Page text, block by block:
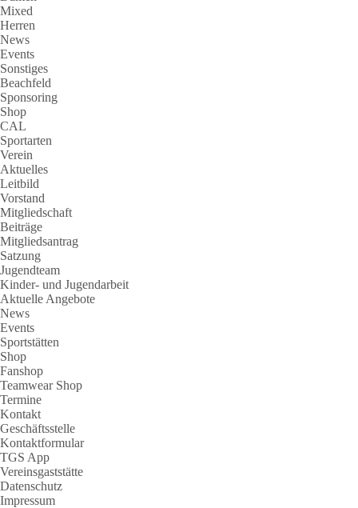
Mixed
Herren
News
Events
Sonstiges
Beachfeld
Sponsoring
Shop
CAL
Sportarten
Verein
Aktuelles
Leitbild
Vorstand
Mitgliedschaft
Beiträge
Mitgliedsantrag
Satzung
Jugendteam
Kinder- und Jugendarbeit
Aktuelle Angebote
News
Events
Sportstätten
Shop
Fanshop
Teamwear Shop
Termine
Kontakt
Geschäftsstelle
Kontaktformular
TGS App
Vereinsgaststätte
Datenschutz
Impressum